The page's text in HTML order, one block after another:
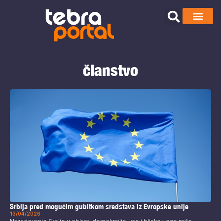
članstvo
Srbija pred mogućim gubitkom sredstava iz Evropske unije
13/04/2026